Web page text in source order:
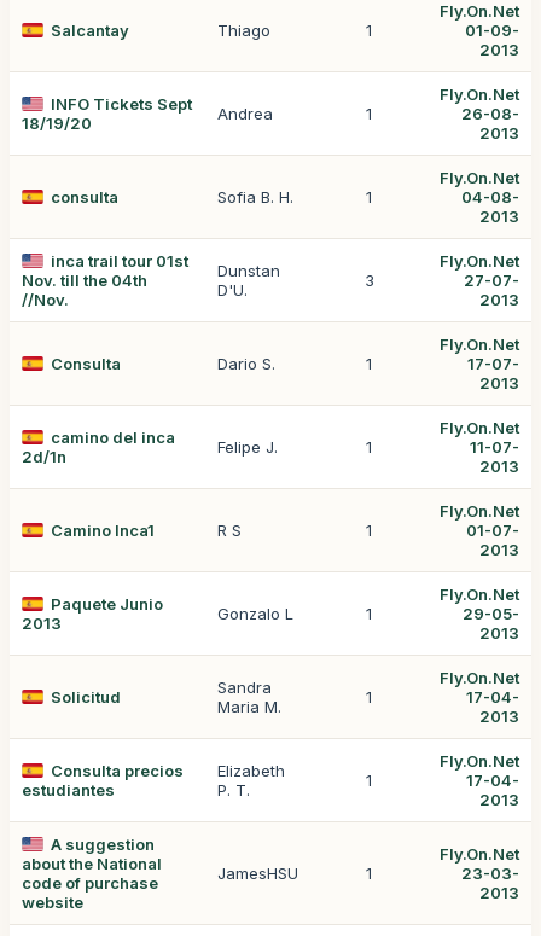
Salcantay Thiago 1
Fly.On.Net
01-09-
2013
INFO Tickets Sept
18/19/20
Andrea 1
Fly.On.Net
26-08-
2013
consulta Sofia B. H. 1
Fly.On.Net
04-08-
2013
inca trail tour 01st
Nov. till the 04th
//Nov.
Dunstan
D'U.
3
Fly.On.Net
27-07-
2013
Consulta Dario S. 1
Fly.On.Net
17-07-
2013
camino del inca
2d/1n
Felipe J. 1
Fly.On.Net
11-07-
2013
Camino Inca1 R S 1
Fly.On.Net
01-07-
2013
Paquete Junio
2013
Gonzalo L 1
Fly.On.Net
29-05-
2013
Solicitud
Sandra
Maria M.
1
Fly.On.Net
17-04-
2013
Consulta precios
estudiantes
Elizabeth
P. T.
1
Fly.On.Net
17-04-
2013
A suggestion
about the National
code of purchase
website
JamesHSU 1
Fly.On.Net
23-03-
2013